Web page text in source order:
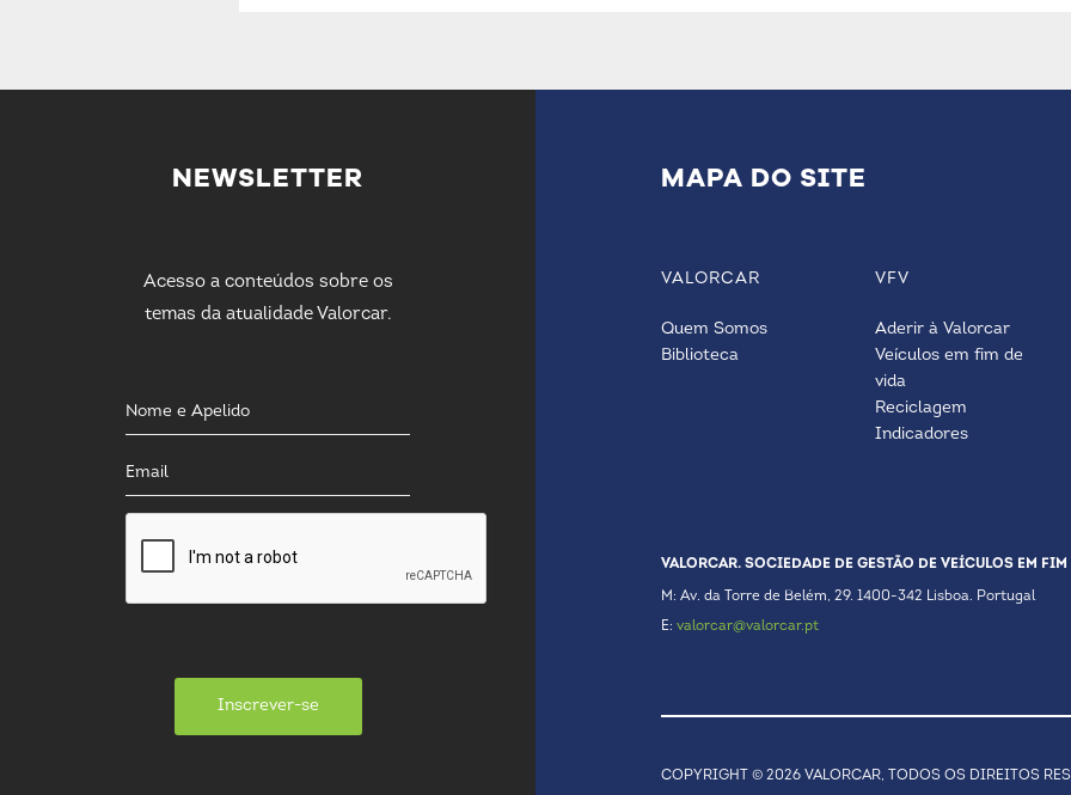
NEWSLETTER
Acesso a conteúdos sobre os
temas da atualidade Valorcar.
Inscrever-se
MAPA DO SITE
VALORCAR
Quem Somos
Biblioteca
VFV
Aderir à Valorcar
Veículos em fim de
vida
Reciclagem
Indicadores
VALORCAR. SOCIEDADE DE GESTÃO DE VEÍCULOS EM
M: Av. da Torre de Belém, 29. 1400-342 Lisboa. Portugal
E: valorcar@valorcar.pt
COPYRIGHT © 2026 VALORCAR, TODOS OS DIREITOS